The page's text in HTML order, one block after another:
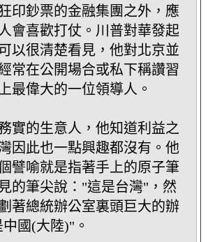
印鈔票的金融集團之外，應
會喜歡打仗。川普對華發起
以很清楚看見，他對北京並
常在公開場合或私下稱讚習
最偉大的一位領導人。
實的生意人，他知道利益之
因此也一點興趣都沒有。他
譬喻就是指著手上的原子筆
的筆尖說："這是台灣"，然
著總統辦公室裏頭巨大的辦
國(大陸)"。